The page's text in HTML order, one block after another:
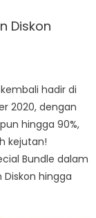
Diskon
hadir di
2020, dengan
hingga 90%,
kejutan!
Bundle dalam
Diskon hingga